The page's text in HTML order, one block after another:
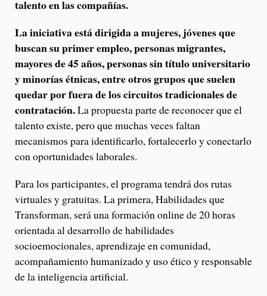
talento en las compañías.
La iniciativa está dirigida a mujeres, jóvenes que
buscan su primer empleo, personas migrantes,
mayores de 45 años, personas sin título universitario
y minorías étnicas, entre otros grupos que suelen
quedar por fuera de los circuitos tradicionales de
contratación.La propuesta parte de reconocer que el
talento existe, pero que muchas veces faltan
mecanismos para identificarlo, fortalecerlo y conectarlo
con oportunidades laborales.
Para los participantes, el programa tendrá dos rutas
virtuales y gratuitas. La primera, Habilidades que
Transforman, será una formación online de 20 horas
orientada al desarrollo de habilidades
socioemocionales, aprendizaje en comunidad,
acompañamiento humanizado y uso ético y responsable
de la inteligencia artificial.